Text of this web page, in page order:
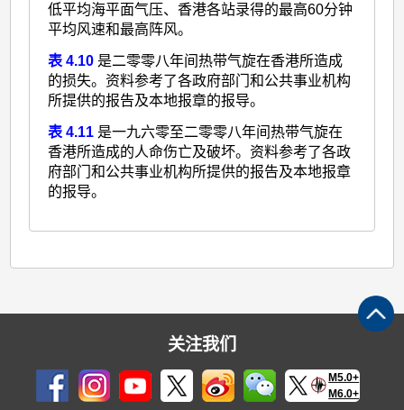
低平均海平面气压、香港各站录得的最高60分钟
平均风速和最高阵风。
表 4.10 是二零零八年间热带气旋在香港所造成
的损失。资料参考了各政府部门和公共事业机构
所提供的报告及本地报章的报导。
表 4.11 是一九六零至二零零八年间热带气旋在
香港所造成的人命伤亡及破坏。资料参考了各政
府部门和公共事业机构所提供的报告及本地报章
的报导。
关注我们
M5.0+
M6.0+